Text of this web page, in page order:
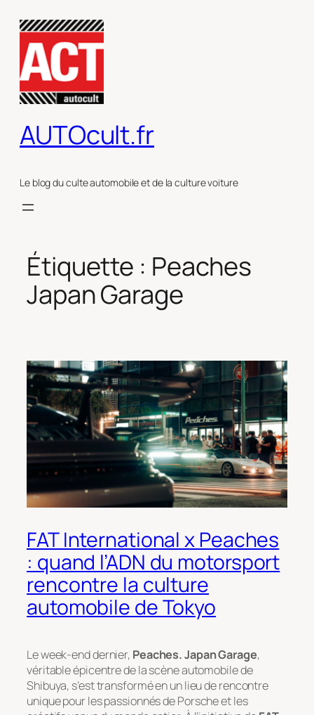
contenu
AUTOcult.fr
Le blog du culte automobile et de la culture voiture
Étiquette : Peaches
Japan Garage
FAT International x Peaches
: quand l’ADN du motorsport
rencontre la culture
automobile de Tokyo
Le week-end dernier, Peaches. Japan Garage,
véritable épicentre de la scène automobile de
Shibuya, s’est transformé en un lieu de rencontre
unique pour les passionnés de Porsche et les